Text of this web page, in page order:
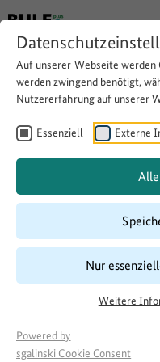
Auf unserer Webseite werden
werden zwingend benötigt,
Nutzererfahrung auf unserer
Essenziell Externe
Nur
Weitere
Powered by
sgalinski Cookie Consent
Geflüchtete,
Niveau B1
Copy link
09/2017–09/2018
Förderung
500 LandInitiativen